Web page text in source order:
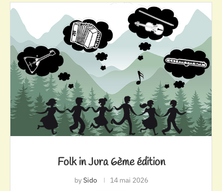
Folk in Jura 6ème édition
bySido 14 mai 2026